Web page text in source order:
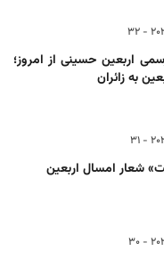
رسمی اربعین حسینی از امروز؛
به زائران
شعار امسال اربعین